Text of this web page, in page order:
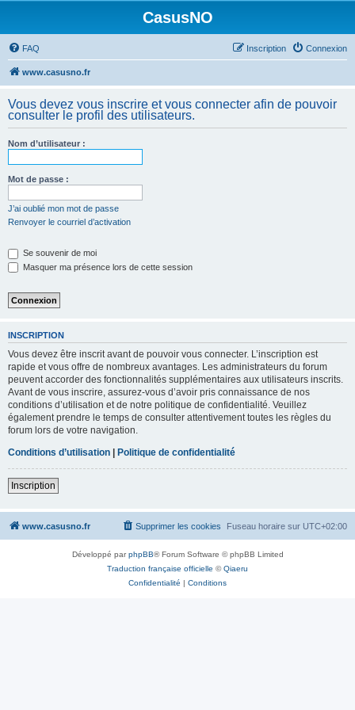
CasusNO
FAQ Connexion
Inscription
www.casusno.fr
Vous devez vous inscrire et vous connecter afin de pouvoir
consulter le profil des utilisateurs.
Nom d’utilisateur :
Mot de passe :
J’ai oublié mon mot de passe
Renvoyer le courriel d’activation
Se souvenir de moi
Masquer ma présence lors de cette session
INSCRIPTION
Vous devez être inscrit avant de pouvoir vous connecter. L’inscription est
rapide et vous offre de nombreux avantages. Les administrateurs du forum
peuvent accorder des fonctionnalités supplémentaires aux utilisateurs inscrits.
Avant de vous inscrire, assurez-vous d’avoir pris connaissance de nos
conditions d’utilisation et de notre politique de confidentialité. Veuillez
également prendre le temps de consulter attentivement toutes les règles du
forum lors de votre navigation.
Conditions d’utilisation | Politique de confidentialité
Inscription
www.casusno.fr Fuseau horaire sur UTC+02:00
Supprimer les cookies
Développé parphpBB® Forum Software © phpBB Limited
Traduction française officielle ©Qiaeru
Confidentialité | Conditions